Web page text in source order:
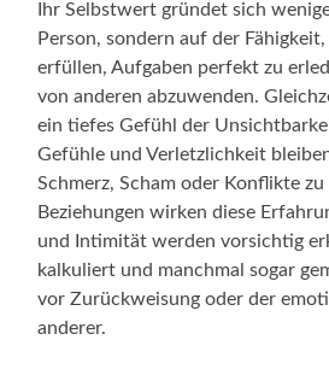
Ihr Selbstwert gründet sich
Person, sondern auf der
erfüllen, Aufgaben perfekt zu
von anderen abzuwenden.
ein tiefes Gefühl der
Gefühle und Verletzlichkeit
Schmerz, Scham oder Konflikte
Beziehungen wirken diese
und Intimität werden vorsichtig
kalkuliert und manchmal sogar
vor Zurückweisung oder der
anderer.